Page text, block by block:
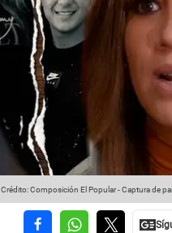
Crédito: Composición El Popular - Captura de